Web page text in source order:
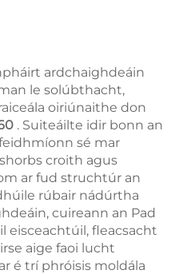
ardchaighdeáin
le solúbthacht,
oiriúnaithe don
. Suiteáilte idir bonn an
sé mar
croith agus
ar fud struchtúr an
rúbair nádúrtha
cuireann an Pad
eisceachtúil, fleacsacht
aige faoi lucht
é trí phróisis moldála